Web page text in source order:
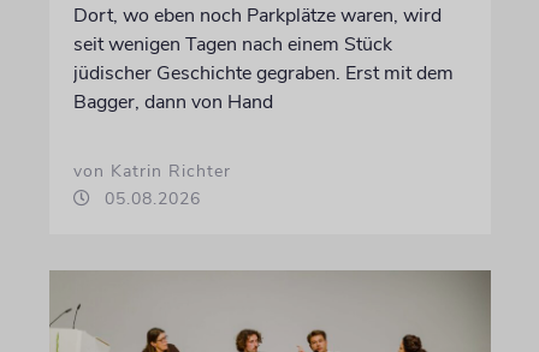
Dort, wo eben noch Parkplätze waren, wird
seit wenigen Tagen nach einem Stück
jüdischer Geschichte gegraben. Erst mit dem
Bagger, dann von Hand
von Katrin Richter
05.08.2026